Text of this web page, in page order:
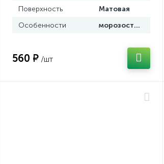
Поверхность
Матовая
Особенности
морозостойкая
560 ₽ /шт